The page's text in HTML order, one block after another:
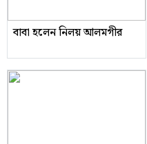
বাবা হলেন নিলয় আলমগীর